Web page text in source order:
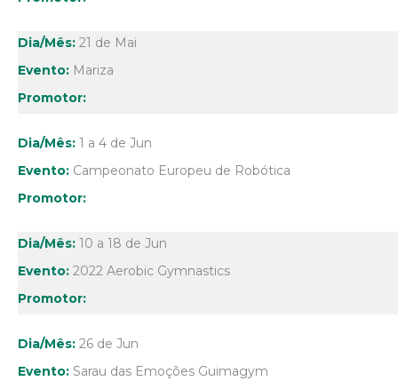
21 de Mai
Mariza
1 a 4 de Jun
Campeonato Europeu de Robótica
10 a 18 de Jun
2022 Aerobic Gymnastics
26 de Jun
Sarau das Emoções Guimagym